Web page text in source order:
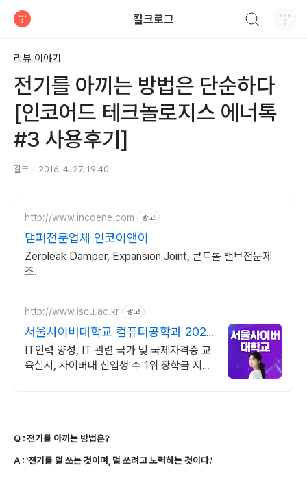
킬크로그
리뷰 이야기
전기를 아끼는 방법은 단순하다
[인코어드 테크놀로지스 에너톡
#3 사용후기]
킬크 2016. 4. 27. 19:40
http://www.incoene.com 광고
댐퍼전문업체 인코이앤이
Zeroleak Damper, Expansion Joint, 콘트롤 밸브전문제
조.
http://www.iscu.ac.kr 광고
서울사이버대학교 컴퓨터공학과 2026
가을학기 신편입생
IT인력 양성, IT 관련 국가 및 국제자격증 교
육실시, 사이버대 신입생 수 1위 장학금 지급
Q : 전기를 아끼는 방법은?
A : '전기를 덜 쓰는 것이며, 덜 쓰려고 노력하는 것이다.'